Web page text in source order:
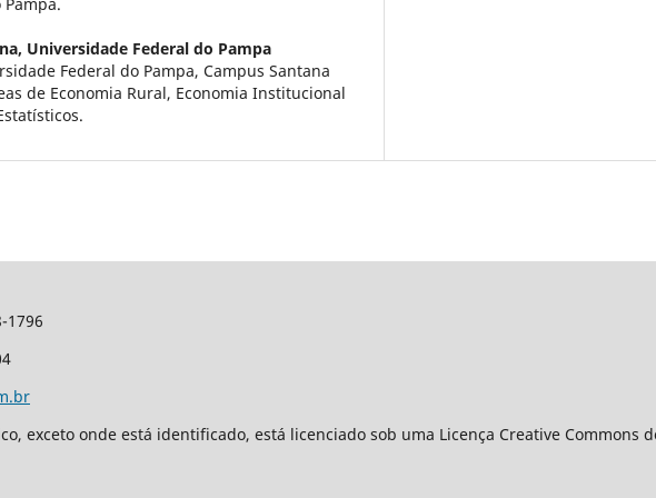
Universidade Federal do Pampa
Federal do Pampa, Campus Santana
de Economia Rural, Economia Institucional
1796
exceto onde está identificado, está licenciado sob uma Licença Creative Commons